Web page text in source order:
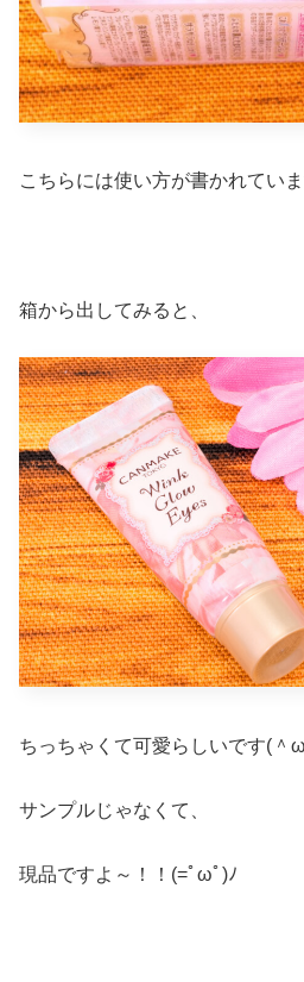
こちらには使い方が書かれてい
箱から出してみると、
ちっちゃくて可愛らしいです(＾
サンプルじゃなくて、
現品ですよ～！！(=ﾟωﾟ)ﾉ